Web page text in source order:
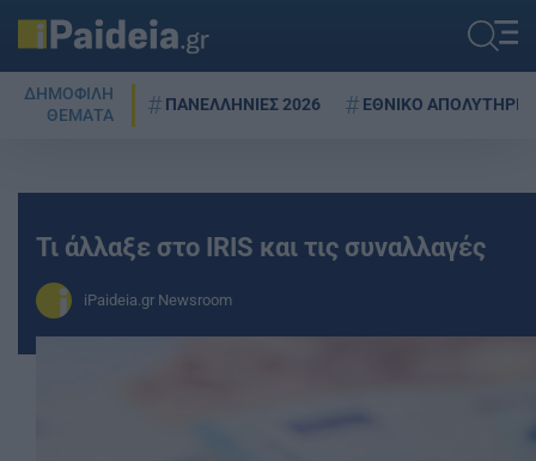
ΔΗΜΟΦΙΛΗ
ΘΕΜΑΤΑ
ΠΑΝΕΛΛΗΝΙΕΣ 2026 ΕΘΝΙΚΟ ΑΠΟΛΥΤΗΡΙΟ
Τι άλλαξε στο IRIS και τις συναλλαγές
iPaideia.gr Newsroom